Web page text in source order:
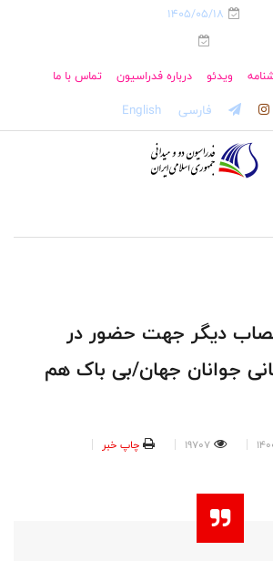
1405/05/18
ویدئو درباره فدراسیون تماس با ما
فارسی English
دیگر جهت حضور در
جوانان جهان/بی باک هم
19707 چاپ خبر